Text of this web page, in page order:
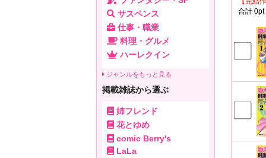
合計 0pt
サスペンス
仕事・職業
料理・グルメ
ハーレクイン
ジャンルをもっと見る
掲載雑誌から選ぶ
姉フレンド
花とゆめ
comic Berry's
LaLa